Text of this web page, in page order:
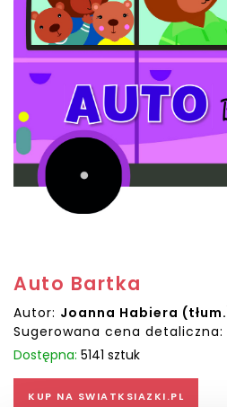
Auto Bartka
Autor: Joanna Habiera
Sugerowana cena detaliczna:
Dostępna: 5141 sztuk
KUP NA SWIATKSIAZKI.PL